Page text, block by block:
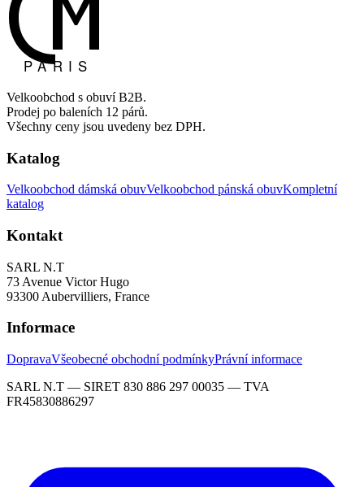
Velkoobchod s obuví B2B.
Prodej po baleních 12 párů.
Všechny ceny jsou uvedeny bez DPH.
Katalog
Velkoobchod dámská obuvVelkoobchod pánská obuvKompletní
katalog
Kontakt
SARL N.T
73 Avenue Victor Hugo
93300 Aubervilliers, France
Informace
DopravaVšeobecné obchodní podmínkyPrávní informace
SARL N.T — SIRET 830 886 297 00035 — TVA
FR45830886297